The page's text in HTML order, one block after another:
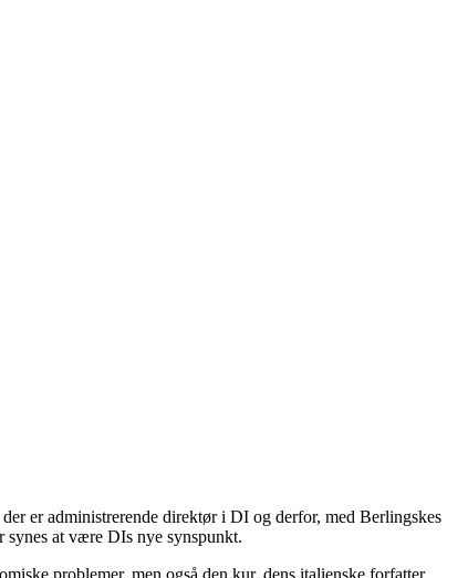
er administrerende direktør i DI og derfor, med Berlingskes
at være DIs nye synspunkt.
problemer, men også den kur, dens italienske forfatter